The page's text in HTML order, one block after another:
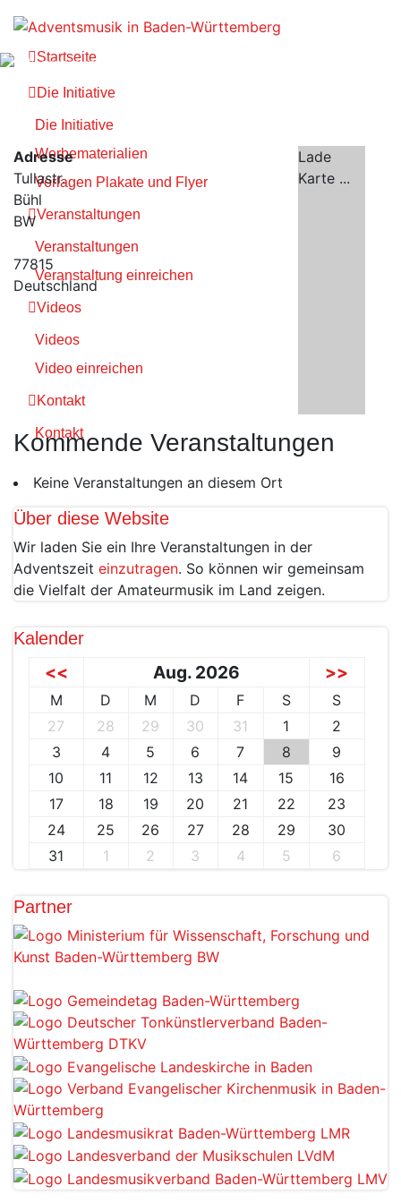
Inhalt
springenStartseite
Die Initiative
Die Initiative
Werbematerialien
Vorlagen Plakate und Flyer
Veranstaltungen
Veranstaltungen
Veranstaltung einreichen
Videos
Videos
Video einreichen
Kontakt
Kontakt
Lade
Karte ...
Adresse
Tullastr.
Bühl
BW
77815
Deutschland
Kommende Veranstaltungen
Keine Veranstaltungen an diesem Ort
Über diese Website
Wir laden Sie ein Ihre Veranstaltungen in der
Adventszeit einzutragen. So können wir gemeinsam
die Vielfalt der Amateurmusik im Land zeigen.
Kalender
<< Aug. 2026 >>
M D M D F S
S
27
28 29 30 31 1
2
3
4 5 6 7 8
9
10
11 12 13 14 15
16
17
18 19 20 21 22
23
24
25 26 27 28 29
30
31
1 2 3 4 5 6
Partner